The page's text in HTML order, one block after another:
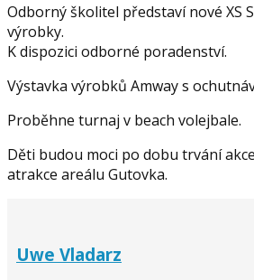
Odborný školitel představí nové XS
výrobky.
K dispozici odborné poradenství.
Výstavka výrobků Amway s
Proběhne turnaj v beach volejbale.
Děti budou moci po dobu trvání
atrakce areálu Gutovka.
Uwe Vladarz